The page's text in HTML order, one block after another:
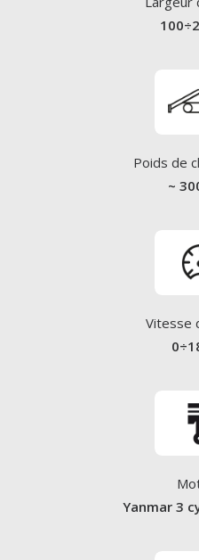
Poids de
~
Vitesse
Yanmar 3